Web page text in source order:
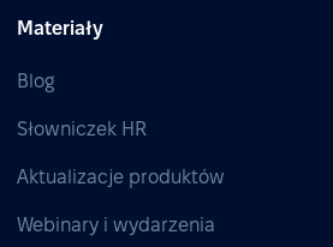
Materiały
Blog
Słowniczek HR
Aktualizacje produktów
Webinary i wydarzenia